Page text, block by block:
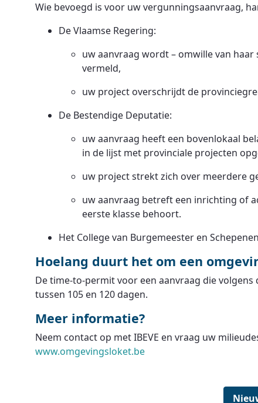
Wie bevoegd is voor uw vergunningsaanvraag,
De Vlaamse Regering:
uw aanvraag wordt – omwille van
vermeld,
uw project overschrijdt de
De Bestendige Deputatie:
uw aanvraag heeft een bovenlokaal
in de lijst met provinciale projecten
uw project strekt zich over meerdere
uw aanvraag betreft een inrichting of
eerste klasse behoort.
Het College van Burgemeester en
Hoelang duurt het om een
De time-to-permit voor een aanvraag die
tussen 105 en 120 dagen.
Meer informatie?
Neem contact op met IBEVE en vraag uw
www.omgevingsloket.be